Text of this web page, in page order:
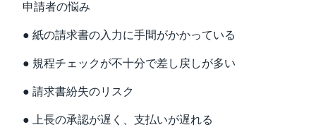
申請者の悩み
● 紙の請求書の入力に手間がかかっている
● 規程チェックが不十分で差し戻しが多い
● 請求書紛失のリスク
● 上長の承認が遅く、支払いが遅れる